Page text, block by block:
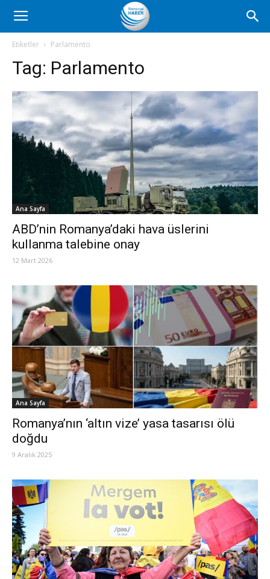
Romanya
Haber
Etiketler Parlamento
Tag: Parlamento
Ana Sayfa
ABD’nin Romanya’daki hava üslerini
kullanma talebine onay
12 Mart 2026
Ana Sayfa
Romanya’nın ‘altın vize’ yasa tasarısı ölü
doğdu
9 Aralık 2025